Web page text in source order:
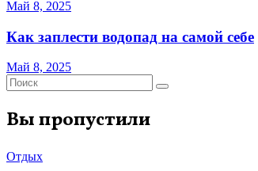
Май 8, 2025
Как заплести водопад на самой себе
Май 8, 2025
Вы пропустили
Отдых